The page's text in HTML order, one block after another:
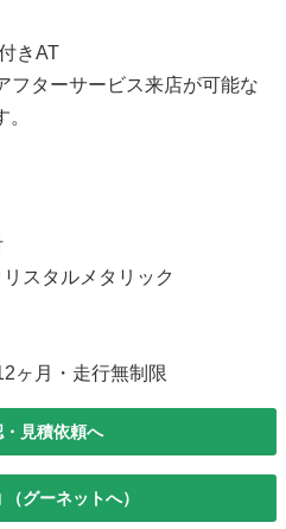
きAT
ターサービス来店が可能な
スタルメタリック
月・走行無制限
見積依頼へ
グーネットへ）